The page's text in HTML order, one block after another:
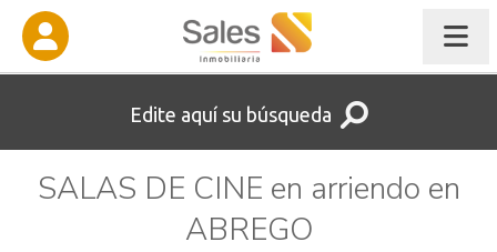
Edite aquí su búsqueda
SALAS DE CINE en arriendo en
ABREGO